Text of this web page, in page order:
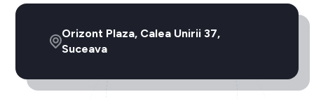
Orizont Plaza, Calea Unirii 37,
Suceava